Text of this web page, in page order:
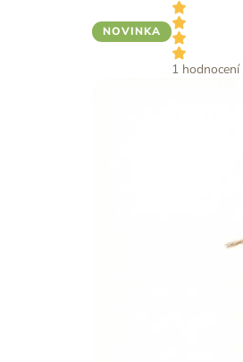
NOVINKA
Průměrné
1 hodnocení